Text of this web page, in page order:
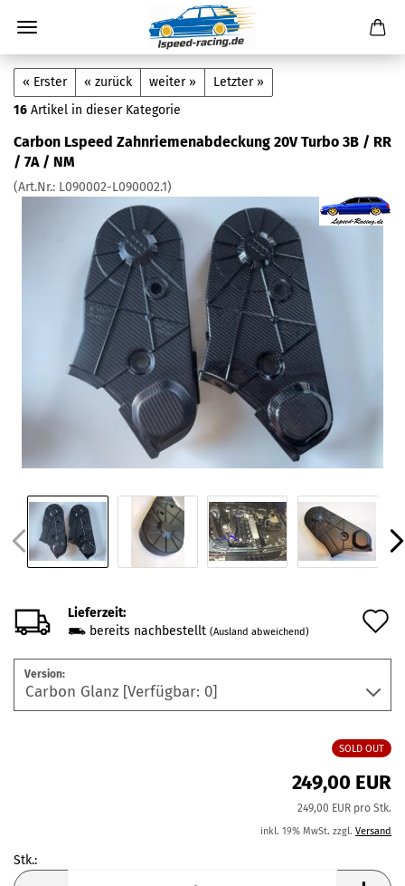
« Erster « zurück weiter »
Letzter »
16 Artikel in dieser Kategorie
Carbon Lspeed Zahnriemenabdeckung 20V Turbo 3B / RR
/ 7A / NM
(Art.Nr.: L090002-L090002.1)
Lieferzeit:
bereits nachbestellt (Ausland abweichend)
Version:
SOLD OUT
249,00 EUR
249,00 EUR pro Stk.
inkl. 19% MwSt. zzgl. Versand
Stk.:
Stk.